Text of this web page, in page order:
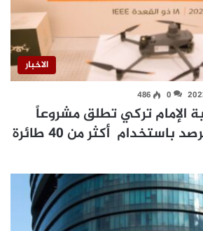
الاخبار
0
486
الإمام تركي تطلق مشروعاً
عملاقاً للرقابة والرصد باستخدام أكثر من 40 طائرة